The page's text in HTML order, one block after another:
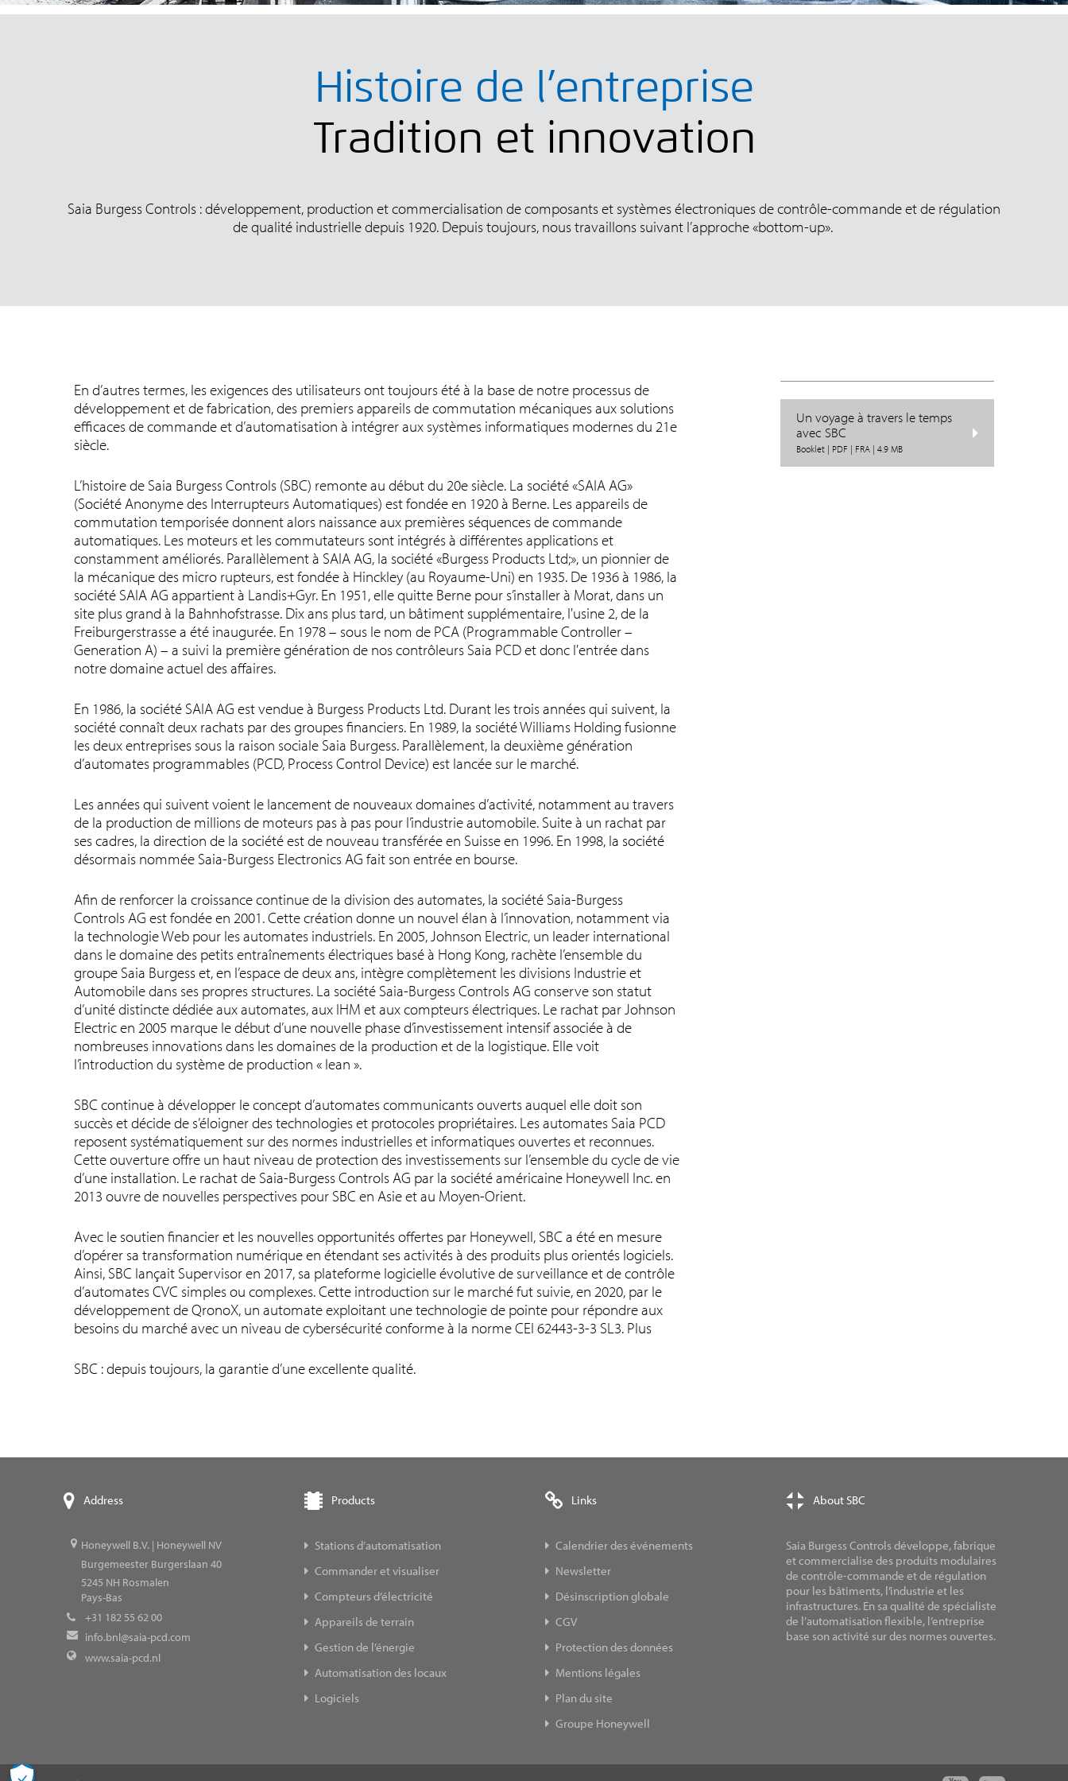
Histoire de l’entreprise
Tradition et innovation
Saia Burgess Controls : développement, production et commercialisation de composants et systèmes électroniques de contrôle-commande et de régulation
de qualité industrielle depuis 1920. Depuis toujours, nous travaillons suivant l’approche «bottom-up».
En d’autres termes, les exigences des utilisateurs ont toujours été à la base de notre processus de
développement et de fabrication, des premiers appareils de commutation mécaniques aux solutions
efficaces de commande et d’automatisation à intégrer aux systèmes informatiques modernes du 21e
siècle.
L’histoire de Saia Burgess Controls (SBC) remonte au début du 20e siècle. La société «SAIA AG»
(Société Anonyme des Interrupteurs Automatiques) est fondée en 1920 à Berne. Les appareils de
commutation temporisée donnent alors naissance aux premières séquences de commande
automatiques. Les moteurs et les commutateurs sont intégrés à différentes applications et
constamment améliorés. Parallèlement à SAIA AG, la société «Burgess Products Ltd;», un pionnier de
la mécanique des micro rupteurs, est fondée à Hinckley (au Royaume-Uni) en 1935. De 1936 à 1986, la
société SAIA AG appartient à Landis+Gyr. En 1951, elle quitte Berne pour s’installer à Morat, dans un
site plus grand à la Bahnhofstrasse. Dix ans plus tard, un bâtiment supplémentaire, l'usine 2, de la
Freiburgerstrasse a été inaugurée. En 1978 – sous le nom de PCA (Programmable Controller –
Generation A) – a suivi la première génération de nos contrôleurs Saia PCD et donc l'entrée dans
notre domaine actuel des affaires.
En 1986, la société SAIA AG est vendue à Burgess Products Ltd. Durant les trois années qui suivent, la
société connaît deux rachats par des groupes financiers. En 1989, la société Williams Holding fusionne
les deux entreprises sous la raison sociale Saia Burgess. Parallèlement, la deuxième génération
d’automates programmables (PCD, Process Control Device) est lancée sur le marché.
Les années qui suivent voient le lancement de nouveaux domaines d’activité, notamment au travers
de la production de millions de moteurs pas à pas pour l’industrie automobile. Suite à un rachat par
ses cadres, la direction de la société est de nouveau transférée en Suisse en 1996. En 1998, la société
désormais nommée Saia-Burgess Electronics AG fait son entrée en bourse.
Afin de renforcer la croissance continue de la division des automates, la société Saia-Burgess
Controls AG est fondée en 2001. Cette création donne un nouvel élan à l’innovation, notamment via
la technologie Web pour les automates industriels. En 2005, Johnson Electric, un leader international
dans le domaine des petits entraînements électriques basé à Hong Kong, rachète l’ensemble du
groupe Saia Burgess et, en l’espace de deux ans, intègre complètement les divisions Industrie et
Automobile dans ses propres structures. La société Saia-Burgess Controls AG conserve son statut
d’unité distincte dédiée aux automates, aux IHM et aux compteurs électriques. Le rachat par Johnson
Electric en 2005 marque le début d’une nouvelle phase d’investissement intensif associée à de
nombreuses innovations dans les domaines de la production et de la logistique. Elle voit
l’introduction du système de production « lean ».
SBC continue à développer le concept d’automates communicants ouverts auquel elle doit son
succès et décide de s’éloigner des technologies et protocoles propriétaires. Les automates Saia PCD
reposent systématiquement sur des normes industrielles et informatiques ouvertes et reconnues.
Cette ouverture offre un haut niveau de protection des investissements sur l’ensemble du cycle de vie
d’une installation. Le rachat de Saia-Burgess Controls AG par la société américaine Honeywell Inc. en
2013 ouvre de nouvelles perspectives pour SBC en Asie et au Moyen-Orient.
Avec le soutien financier et les nouvelles opportunités offertes par Honeywell, SBC a été en mesure
d’opérer sa transformation numérique en étendant ses activités à des produits plus orientés logiciels.
Ainsi, SBC lançait Supervisor en 2017, sa plateforme logicielle évolutive de surveillance et de contrôle
d’automates CVC simples ou complexes. Cette introduction sur le marché fut suivie, en 2020, par le
développement de QronoX, un automate exploitant une technologie de pointe pour répondre aux
besoins du marché avec un niveau de cybersécurité conforme à la norme CEI 62443-3-3 SL3. Plus
SBC : depuis toujours, la garantie d’une excellente qualité.
Un voyage à travers le temps
avec SBC
Booklet | PDF | FRA | 4.9 MB
Address
Honeywell B.V. | Honeywell NV
Burgemeester Burgerslaan 40
5245 NH Rosmalen
Pays-Bas
+31 182 55 62 00
info.bnl@saia-pcd.com
www.saia-pcd.nl
Products
Stations d’automatisation
Commander et visualiser
Compteurs d’électricité
Appareils de terrain
Gestion de l’énergie
Automatisation des locaux
Logiciels
Links
Calendrier des événements
Newsletter
Désinscription globale
CGV
Protection des données
Mentions légales
Plan du site
Groupe Honeywell
About SBC
Saia Burgess Controls développe, fabrique
et commercialise des produits modulaires
de contrôle-commande et de régulation
pour les bâtiments, l’industrie et les
infrastructures. En sa qualité de spécialiste
de l’automatisation flexible, l’entreprise
base son activité sur des normes ouvertes.